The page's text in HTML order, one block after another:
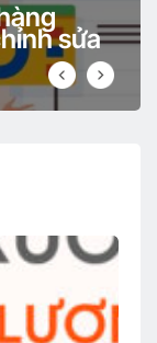
sửa
cần biết về